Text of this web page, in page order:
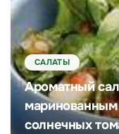
САЛАТЫ
Ароматный
солнечных